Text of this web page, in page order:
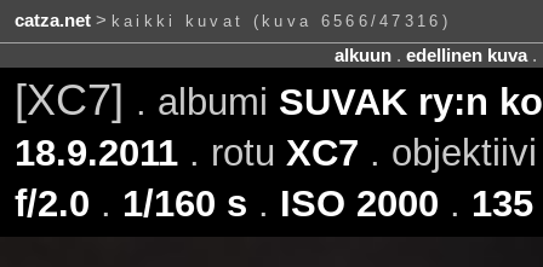
catza.net> kaikki kuvat (kuva 6566/47316)
alkuun. edellinen kuva.
[XC7] . albumi SUVAK ry:n
18.9.2011. rotu XC7 .
f/2.0 . 1/160 s . ISO 2000 .